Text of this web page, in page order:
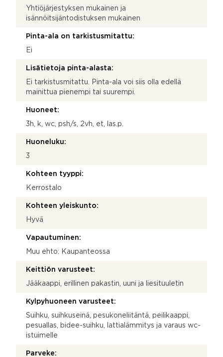
Yhtiöjärjestyksen mukainen ja
isännöitsijäntodistuksen mukainen
Pinta-ala on tarkistusmitattu:
Ei
Lisätietoja pinta-alasta:
Ei tarkistusmitattu. Pinta-ala voi siis olla edellä
mainittua pienempi tai suurempi.
Huoneet:
3h, k, wc, psh/s, 2vh, et, las.p.
Huoneluku:
3
Kohteen tyyppi:
Kerrostalo
Kohteen yleiskunto:
Hyvä
Vapautuminen:
Muu ehto: Kaupanteossa
Keittiön varusteet:
Jääkaappi, erillinen pakastin, uuni ja liesituuletin
Kylpyhuoneen varusteet:
Suihku, suihkuseinä, pesukoneliitäntä, peilikaappi,
pesuallas, bidee-suihku, lattialämmitys ja varaus wc-
istuimelle
Parveke: